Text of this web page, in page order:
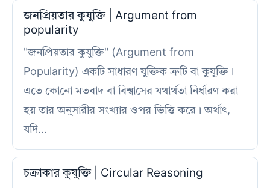
জনপ্রিয়তার কুযুক্তি | Argument from
popularity
"জনপ্রিয়তার কুযুক্তি" (Argument from
Popularity) একটি সাধারণ যুক্তিক ত্রুটি বা কুযুক্তি।
এতে কোনো মতবাদ বা বিশ্বাসের যথার্থতা নির্ধারণ করা
হয় তার অনুসারীর সংখ্যার ওপর ভিত্তি করে। অর্থাৎ,
যদি…
চক্রাকার কুযুক্তি | Circular Reasoning